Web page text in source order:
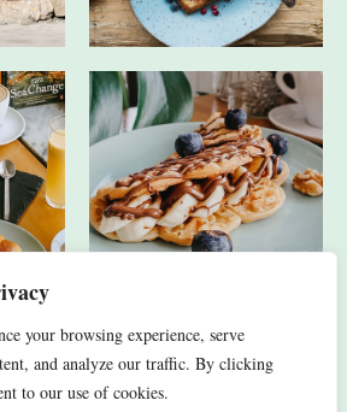
your browsing experience, serve
and analyze our traffic. By clicking
to our use of cookies.
ANDERE SOCIAL-MEDIA-KANÄLE.